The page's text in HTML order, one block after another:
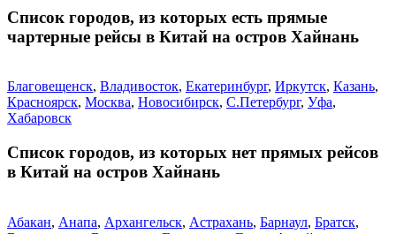
Список городов, из которых есть прямые
чартерные рейсы в Китай на остров Хайнань
Благовещенск, Владивосток, Екатеринбург, Иркутск, Казань,
Красноярск, Москва, Новосибирск, С.Петербург, Уфа,
Хабаровск
Список городов, из которых нет прямых рейсов
в Китай на остров Хайнань
Абакан, Анапа, Архангельск, Астрахань, Барнаул, Братск,